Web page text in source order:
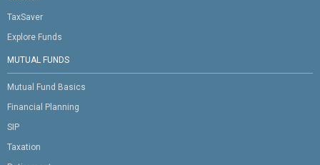
TaxSaver
Explore Funds
MUTUAL FUNDS
Mutual Fund Basics
Financial Planning
SIP
Taxation